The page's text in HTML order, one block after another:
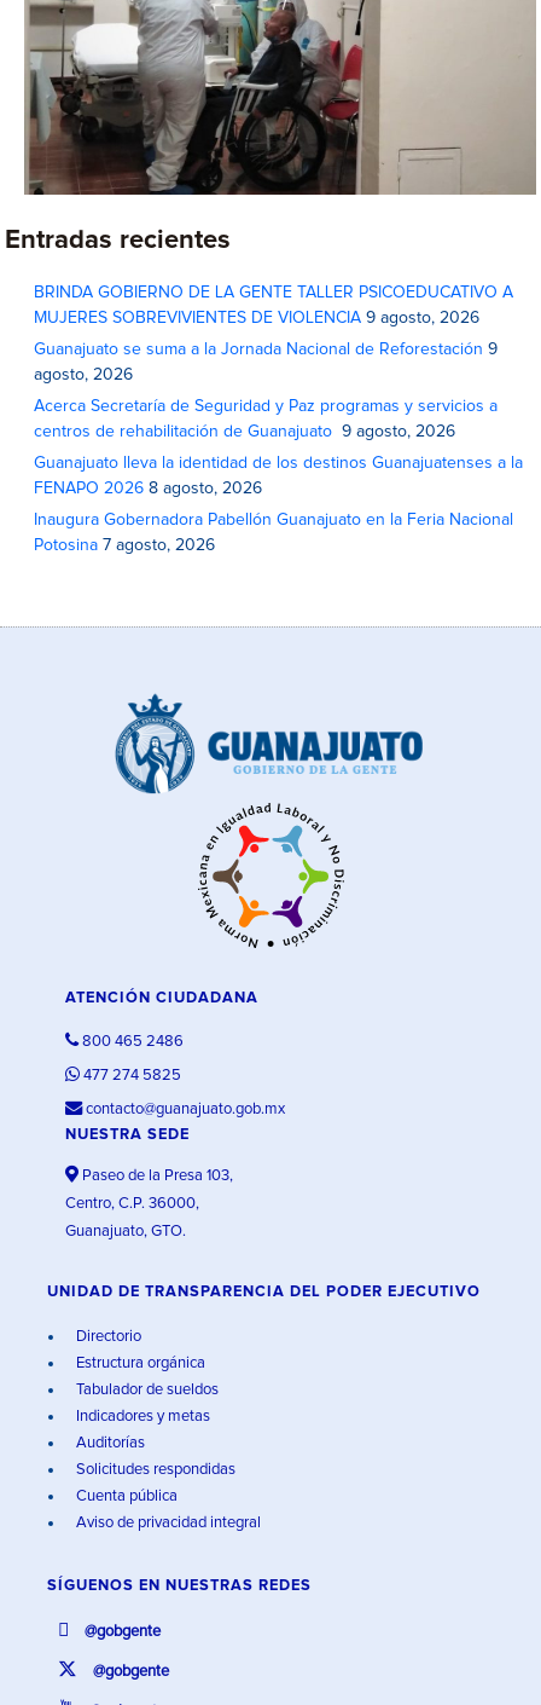
Entradas recientes
BRINDA GOBIERNO DE LA GENTE TALLER PSICOEDUCATIVO A
MUJERES SOBREVIVIENTES DE VIOLENCIA 9 agosto, 2026
Guanajuato se suma a la Jornada Nacional de Reforestación 9
agosto, 2026
Acerca Secretaría de Seguridad y Paz programas y servicios a
centros de rehabilitación de Guanajuato
9 agosto, 2026
Guanajuato lleva la identidad de los destinos Guanajuatenses a la
FENAPO 2026 8 agosto, 2026
Inaugura Gobernadora Pabellón Guanajuato en la Feria Nacional
Potosina 7 agosto, 2026
ATENCIÓN CIUDADANA
800 465 2486
477 274 5825
contacto@guanajuato.gob.mx
NUESTRA SEDE
Paseo de la Presa 103,
Centro, C.P. 36000,
Guanajuato, GTO.
UNIDAD DE TRANSPARENCIA DEL PODER EJECUTIVO
Directorio
Estructura orgánica
Tabulador de sueldos
Indicadores y metas
Auditorías
Solicitudes respondidas
Cuenta pública
Aviso de privacidad integral
SÍGUENOS EN NUESTRAS REDES
@gobgente
@gobgente